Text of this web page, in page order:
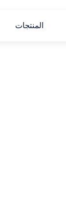
المنتجات